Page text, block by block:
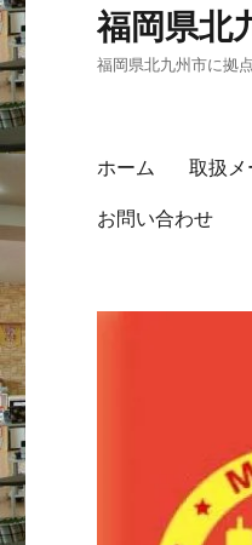
福岡県北
福岡県北九州市に拠
ホーム 取扱メ
お問い合わせ